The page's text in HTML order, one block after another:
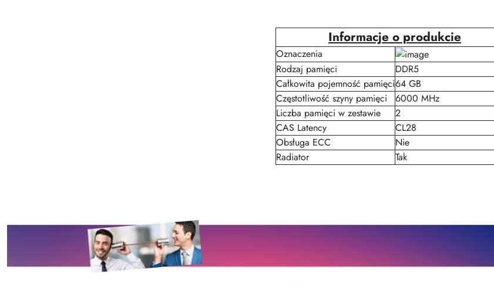
Informacje o produkcie
Oznaczenia
Rodzaj pamięci
DDR5
Całkowita pojemność pamięci64 GB
Częstotliwość szyny pamięci
6000 MHz
Liczba pamięci w zestawie
2
CAS Latency
CL28
Obsługa ECC
Nie
Radiator
Tak